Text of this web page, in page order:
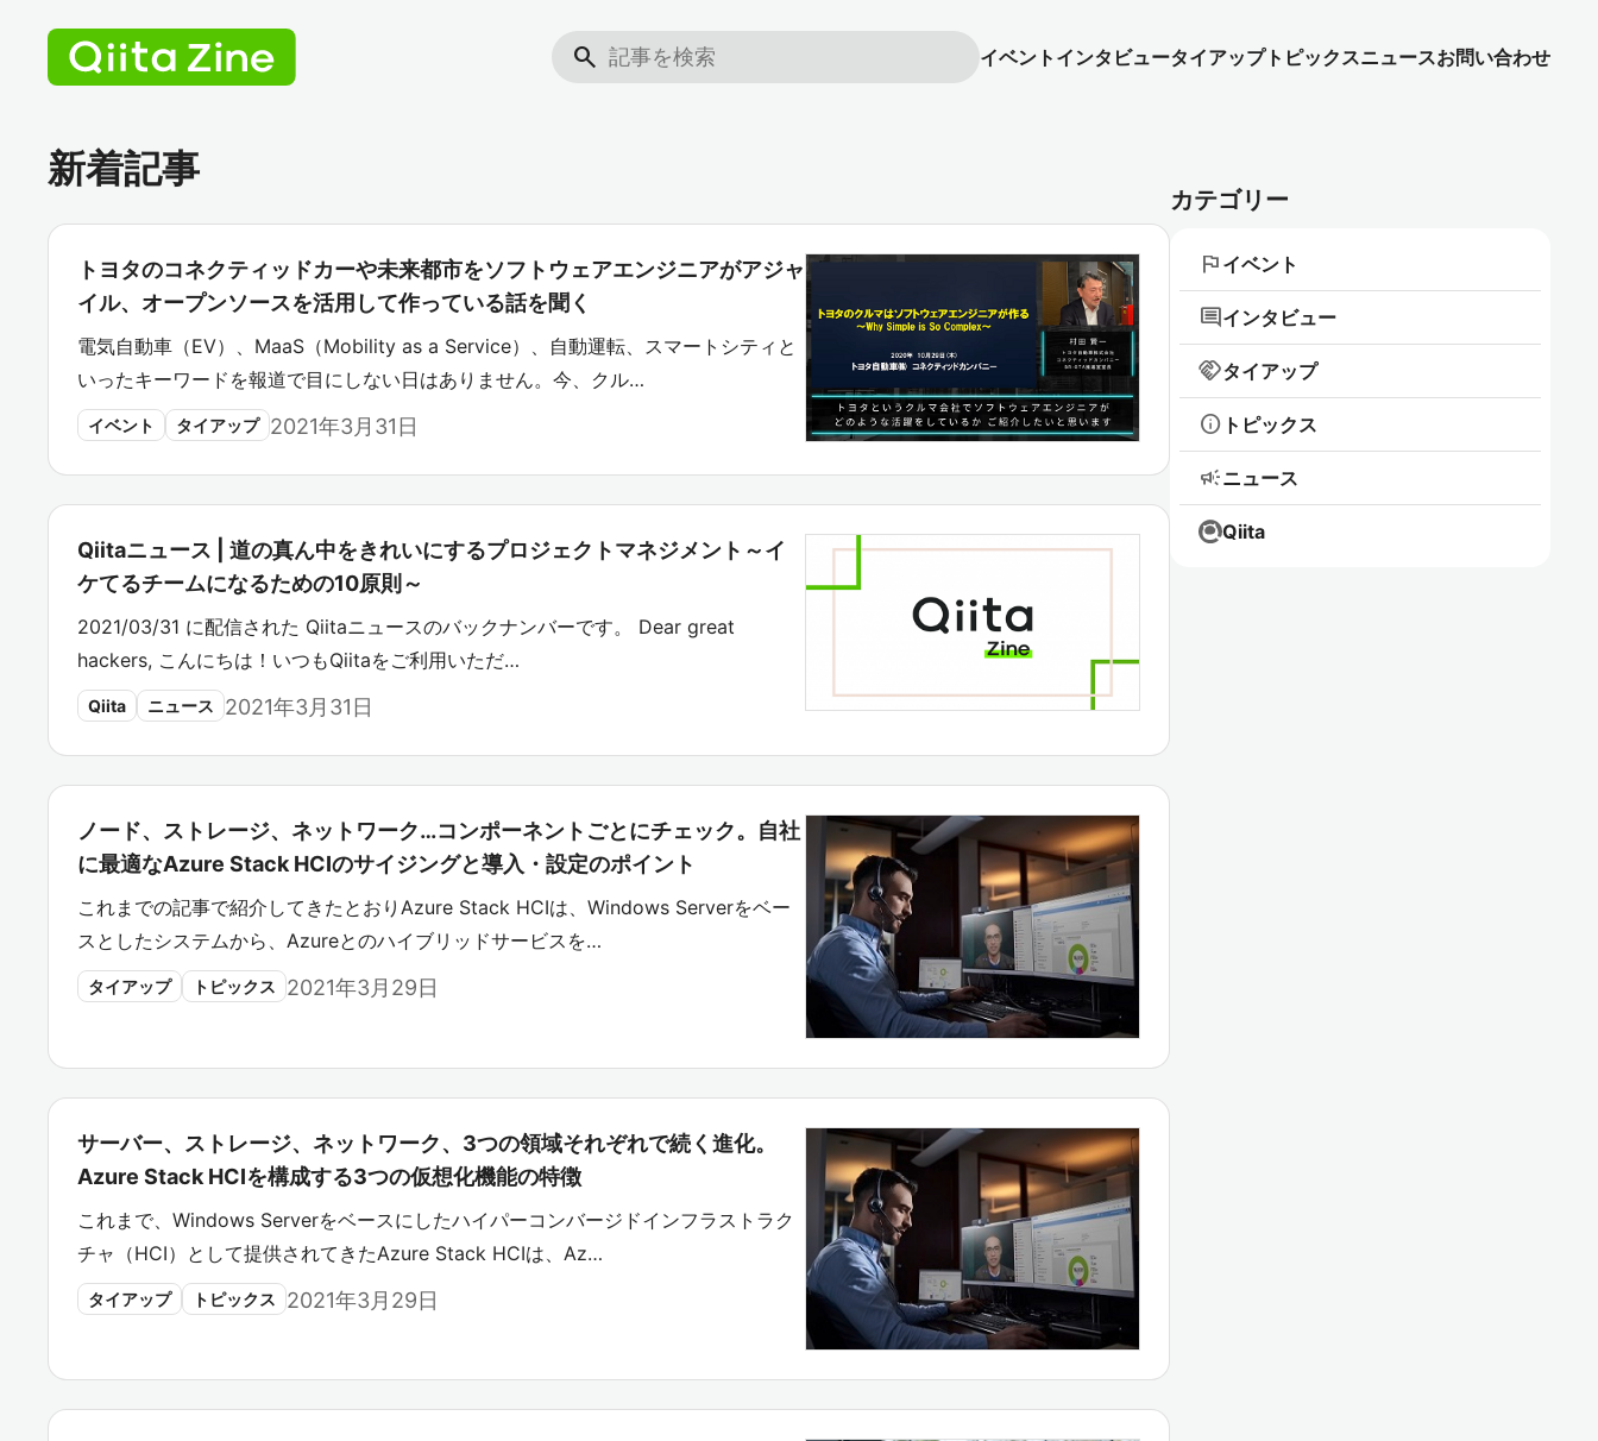
search イベント インタビュータイアップトピックスニュースお問い合わせ
新着記事
トヨタのコネクティッドカーや未来都市をソフトウェアエンジニアがアジャ
イル、オープンソースを活用して作っている話を聞く
電気自動車（EV）、MaaS（Mobility as a Service）、自動運転、スマートシティと
いったキーワードを報道で目にしない日はありません。今、クル…
イベント タイアップ 2021年3月31日
Qiitaニュース | 道の真ん中をきれいにするプロジェクトマネジメント～イ
ケてるチームになるための10原則～
2021/03/31 に配信された Qiitaニュースのバックナンバーです。 Dear great
hackers, こんにちは！いつもQiitaをご利用いただ…
Qiita ニュース 2021年3月31日
ノード、ストレージ、ネットワーク…コンポーネントごとにチェック。自社
に最適なAzure Stack HCIのサイジングと導入・設定のポイント
これまでの記事で紹介してきたとおりAzure Stack HCIは、Windows Serverをベー
スとしたシステムから、Azureとのハイブリッドサービスを…
タイアップ トピックス 2021年3月29日
サーバー、ストレージ、ネットワーク、3つの領域それぞれで続く進化。
Azure Stack HCIを構成する3つの仮想化機能の特徴
これまで、Windows Serverをベースにしたハイパーコンバージドインフラストラク
チャ（HCI）として提供されてきたAzure Stack HCIは、Az…
タイアップ トピックス 2021年3月29日
カテゴリー
flag イベント
commentインタビュー
handshakeタイアップ
info トピックス
campaignニュース
Qiita